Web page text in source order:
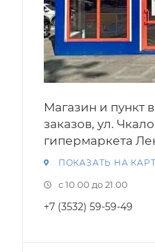
Магазин и пункт
заказов, ул.
гипермаркета
ПОКАЗАТЬ НА
с 10.00 до 21.00
+7 (3532) 59-59-49